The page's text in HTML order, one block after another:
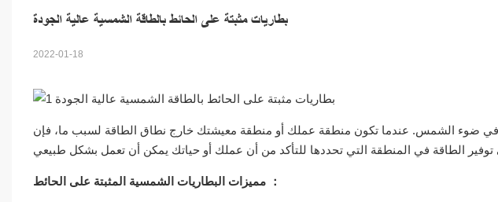
بطاريات مثبتة على الحائط بالطاقة الشمسية عالية الجودة
2022-01-18
ضوء الشمس. عندما تكون منطقة عملك أو منطقة معيشتك خارج نطاق الطاقة لسبب ما، فإن
مميزات البطاريات الشمسية المثبتة على الحائط ：